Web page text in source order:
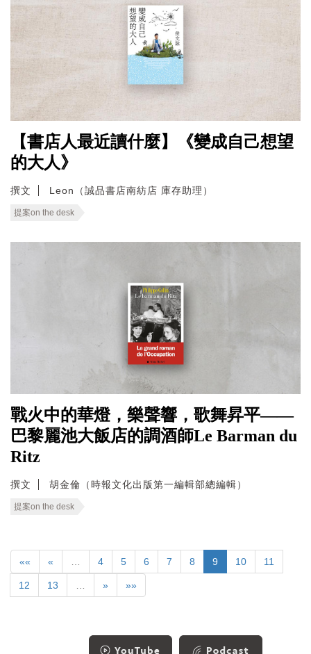
【書店人最近讀什麼】《變成自己想望
的大人》
撰文 Leon（誠品書店南紡店 庫存助理）
提案on the desk
戰火中的華燈，樂聲響，歌舞昇平——
巴黎麗池大飯店的調酒師Le Barman du
Ritz
撰文 胡金倫（時報文化出版第一編輯部總編輯）
提案on the desk
«« « 4 5 6 7 8 9 10 11
12 13 » »»